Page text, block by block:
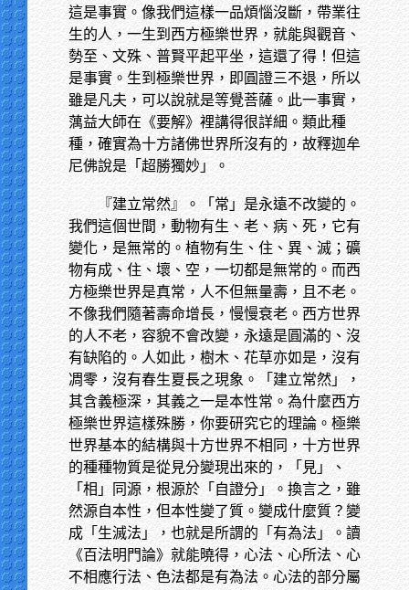
這是事實。像我們這樣一品煩惱沒斷，帶業往
生的人，一生到西方極樂世界，就能與觀音、
勢至、文殊、普賢平起平坐，這還了得！但這
是事實。生到極樂世界，即圓證三不退，所以
雖是凡夫，可以說就是等覺菩薩。此一事實，
蕅益大師在《要解》裡講得很詳細。類此種
種，確實為十方諸佛世界所沒有的，故釋迦牟
尼佛說是「超勝獨妙」。
『建立常然』。「常」是永遠不改變的。
我們這個世間，動物有生、老、病、死，它有
變化，是無常的。植物有生、住、異、滅；礦
物有成、住、壞、空，一切都是無常的。而西
方極樂世界是真常，人不但無量壽，且不老。
不像我們隨著壽命增長，慢慢衰老。西方世界
的人不老，容貌不會改變，永遠是圓滿的、沒
有缺陷的。人如此，樹木、花草亦如是，沒有
凋零，沒有春生夏長之現象。「建立常然」，
其含義極深，其義之一是本性常。為什麼西方
極樂世界這樣殊勝，你要研究它的理論。極樂
世界基本的結構與十方世界不相同，十方世界
的種種物質是從見分變現出來的，「見」、
「相」同源，根源於「自證分」。換言之，雖
然源自本性，但本性變了質。變成什麼質？變
成「生滅法」，也就是所謂的「有為法」。讀
《百法明門論》就能曉得，心法、心所法、心
不相應行法、色法都是有為法。心法的部分屬